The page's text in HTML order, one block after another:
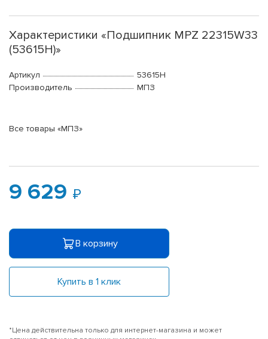
Характеристики «Подшипник MPZ 22315W33
(53615Н)»
Артикул
53615Н
Производитель
МПЗ
Все товары «МПЗ»
9 629
В корзину
Купить в 1 клик
*Цена действительна только для интернет-магазина и может